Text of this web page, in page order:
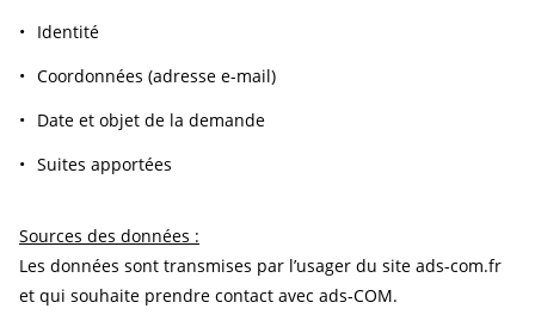
Identité
Coordonnées (adresse e-mail)
Date et objet de la demande
Suites apportées
Sources des données :
Les données sont transmises par l’usager du site ads-com.fr
et qui souhaite prendre contact avec ads-COM.